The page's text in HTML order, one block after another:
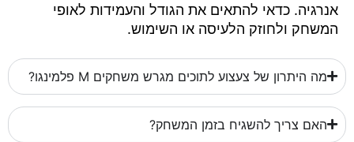
אנרגיה. כדאי להתאים את הגודל והעמידות לאופי
המשחק ולחוזק הלעיסה או השימוש.
מה היתרון של צעצוע לתוכים מגרש משחקים M פלמינגו?
האם צריך להשגיח בזמן המשחק?